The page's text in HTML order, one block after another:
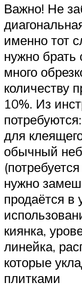
Важно! Не
именно тот
нужно брать
много
количеству
10%. Из
для
обычный
нужно
продаётся в
киянка,
линейка,
которые
плитками